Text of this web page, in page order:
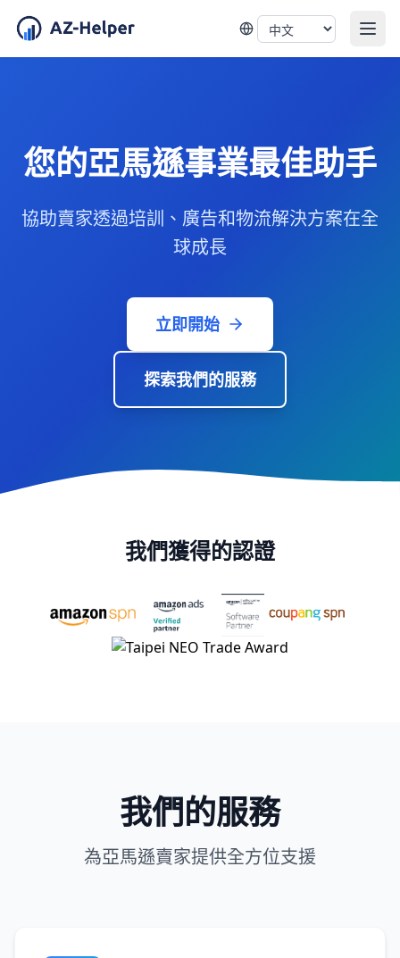
您的亞馬遜事業最佳助手
協助賣家透過培訓、廣告和物流解決方案在全
球成長
立即開始
探索我們的服務
我們獲得的認證
我們的服務
為亞馬遜賣家提供全方位支援